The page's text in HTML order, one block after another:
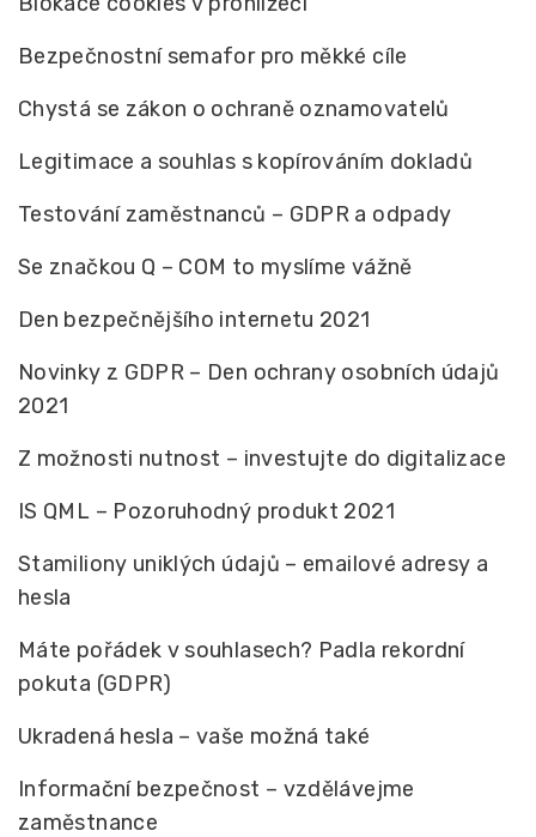
Bezpečnostní semafor pro měkké cíle
Chystá se zákon o ochraně oznamovatelů
Legitimace a souhlas s kopírováním dokladů
Testování zaměstnanců – GDPR a odpady
Se značkou Q – COM to myslíme vážně
Den bezpečnějšího internetu 2021
Novinky z GDPR – Den ochrany osobních údajů
2021
Z možnosti nutnost – investujte do digitalizace
IS QML – Pozoruhodný produkt 2021
Stamiliony uniklých údajů – emailové adresy a
hesla
Máte pořádek v souhlasech? Padla rekordní
pokuta (GDPR)
Ukradená hesla – vaše možná také
Informační bezpečnost – vzdělávejme
zaměstnance